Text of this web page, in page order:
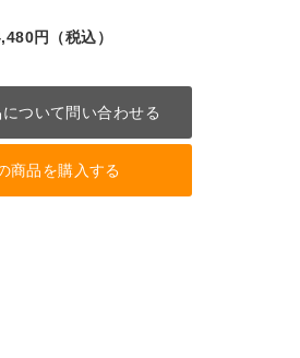
円（税込）
ついて問い合わせる
商品を購入する